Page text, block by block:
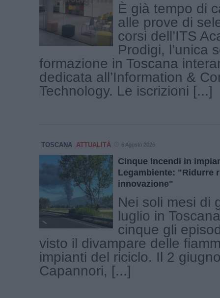
È già tempo di
alle prove di
corsi dell’ITS
Prodigi, l’unica
formazione in Toscana
dedicata all’Information &
Technology. Le iscrizioni [...]
TOSCANA ATTUALITÀ 6 Agosto 2026
Cinque incendi in
Legambiente: "Ridurre
innovazione"
Nei soli mesi di
luglio in
cinque gli
visto il divampare delle
impianti del riciclo. Il 2
Capannori, [...]